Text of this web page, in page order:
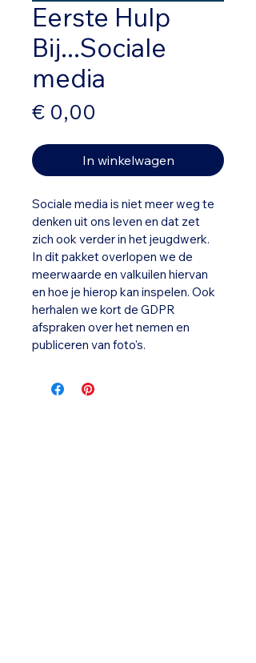
Eerste Hulp
Bij...Sociale
media
€ 0,00
In winkelwagen
Sociale media is niet meer weg te
denken uit ons leven en dat zet
zich ook verder in het jeugdwerk.
In dit pakket overlopen we de
meerwaarde en valkuilen hiervan
en hoe je hierop kan inspelen. Ook
herhalen we kort de GDPR
afspraken over het nemen en
publiceren van foto's.